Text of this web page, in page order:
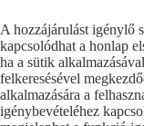
A hozzájárulást igénylő
kapcsolódhat a honlap
ha a sütik
felkeresésével
alkalmazására a
igénybevételéhez